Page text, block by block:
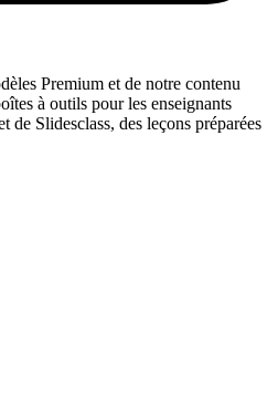
Premium et de notre contenu
à outils pour les enseignants
de Slidesclass, des leçons préparées